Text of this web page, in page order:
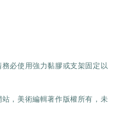
必使用強力黏膠或支架固定以
，美術編輯著作版權所有，未